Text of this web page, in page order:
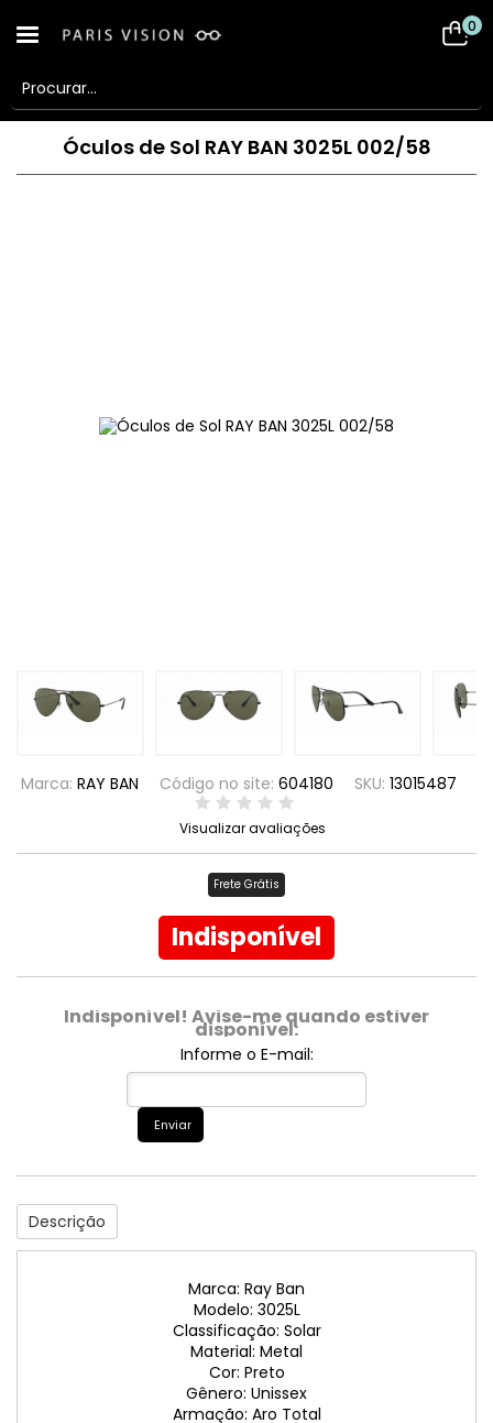
0
Óculos de Sol RAY BAN 3025L 002/58
Marca: RAY BAN Código no site: 604180 SKU: 13015487
Visualizar avaliações
Frete Grátis
Indisponível
Indisponível! Avise-me quando estiver
disponível:
Informe o E-mail:
Enviar
Descrição
Marca: Ray Ban
Modelo: 3025L
Classificação: Solar
Material: Metal
Cor: Preto
Gênero: Unissex
Armação: Aro Total